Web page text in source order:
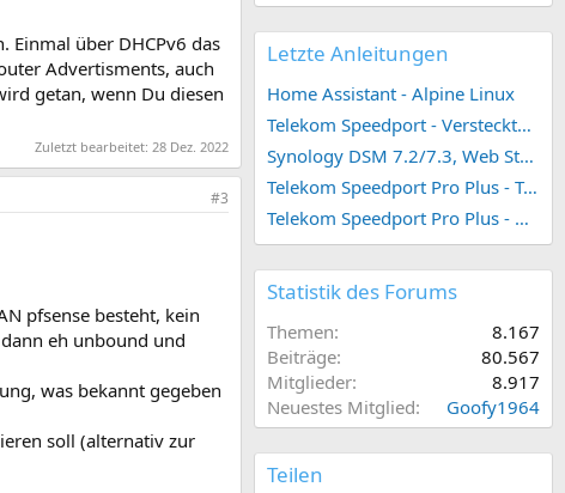
Einmal über DHCPv6 das
Advertisments, auch
getan, wenn Du diesen
Zuletzt bearbeitet: 28 Dez. 2022
#3
pfsense besteht, kein
eh unbound und
was bekannt gegeben
soll (alternativ zur
Letzte Anleitungen
Home Assistant - Alpine Linux
Telekom Speedport - Versteckte Konfigurationen
Synology DSM 7.2/7.3, Web Station 4, Webdienst und Webportal erstellen (ehemals vHost)
Telekom Speedport Pro Plus - Telefonie einrichten
Telekom Speedport Pro Plus - Netzwerk einrichten
Statistik des Forums
Themen
8.167
Beiträge
80.567
Mitglieder
8.917
Neuestes Mitglied
Goofy1964
Teilen